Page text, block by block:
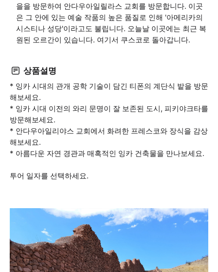
을을 방문하여 안다우아일릴라스 교회를 방문합니다. 이곳
은 그 안에 있는 예술 작품의 높은 품질로 인해 '아메리카의
시스티나 성당'이라고도 불립니다. 오늘날 이곳에는 최근 복
원된 오르간이 있습니다. 여기서 쿠스코로 돌아갑니다.
상품설명
* 잉카 시대의 관개 공학 기술이 담긴 티폰의 계단식 밭을 방문
해보세요.
* 잉카 시대 이전의 와리 문명이 잘 보존된 도시, 피키야크타를
방문해보세요.
* 안다우아일리야스 교회에서 화려한 프레스코와 장식을 감상
해보세요.
* 아름다운 자연 경관과 매혹적인 잉카 건축물을 만나보세요.
투어 일자를 선택하세요.